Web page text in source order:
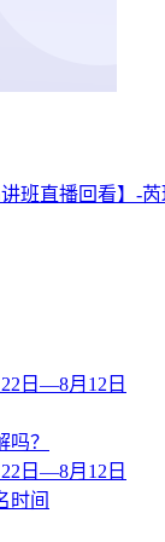
班直播回看】-芮
日—8月12日
？
日—8月12日
时间